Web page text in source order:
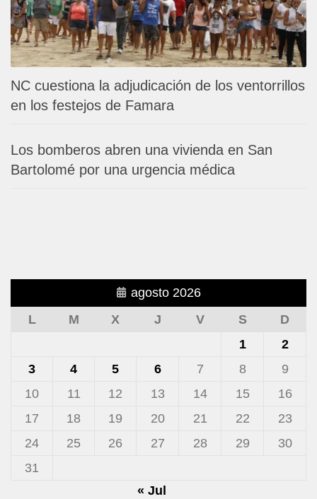
NC cuestiona la adjudicación de los ventorrillos
en los festejos de Famara
Los bomberos abren una vivienda en San
Bartolomé por una urgencia médica
agosto 2026
L
M X J V S
D
1
2
3
4 5 6 7 8
9
10
11 12 13 14 15
16
17
18 19 20 21 22
23
24
25 26 27 28 29
30
31
« Jul